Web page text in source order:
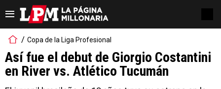
Copa de la Liga Profesional
Así fue el debut de Giorgio Costantini
en River vs. Atlético Tucumán